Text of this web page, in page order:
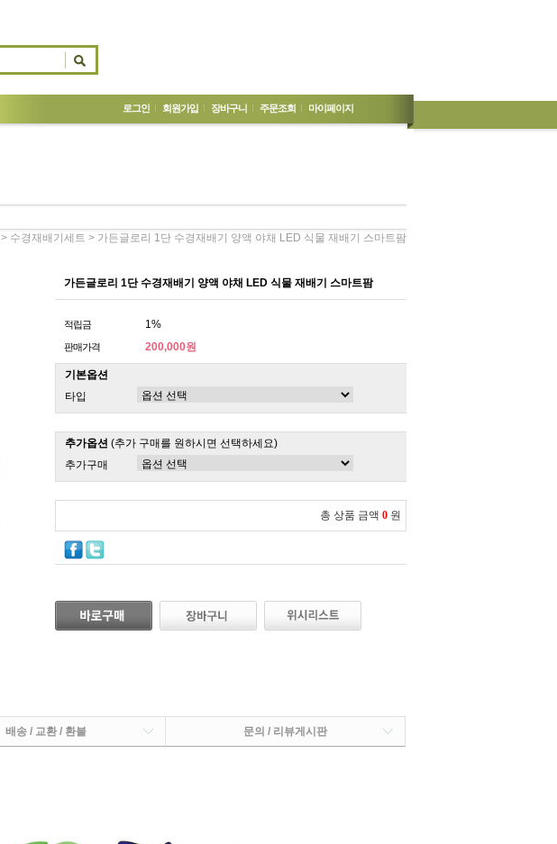
로그인 회원가입 장바구니 주문조회 마이페이지
> 수경재배기세트 > 가든글로리 1단 수경재배기 양액 야채 LED 식물 재배기 스마트팜
가든글로리 1단 수경재배기 양액 야채 LED 식물 재배기 스마트팜
적립금 1%
판매가격 200,000원
기본옵션
타입
추가옵션 (추가 구매를 원하시면 선택하세요)
추가구매
총 상품 금액 0 원
배송 / 교환 / 환불 문의 / 리뷰게시판